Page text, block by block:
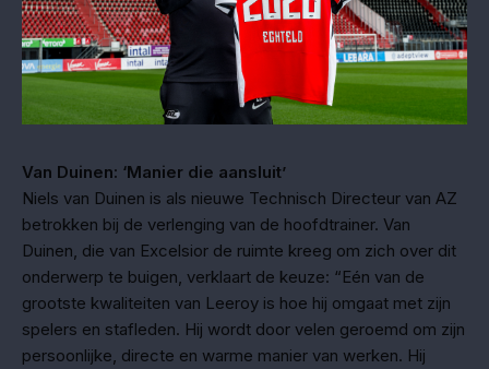
Van Duinen: ‘Manier die aansluit’
Niels van Duinen is als nieuwe Technisch Directeur van AZ
betrokken bij de verlenging van de hoofdtrainer. Van
Duinen, die van Excelsior de ruimte kreeg om zich over dit
onderwerp te buigen, verklaart de keuze: “Eén van de
grootste kwaliteiten van Leeroy is hoe hij omgaat met zijn
spelers en stafleden. Hij wordt door velen geroemd om zijn
persoonlijke, directe en warme manier van werken. Hij